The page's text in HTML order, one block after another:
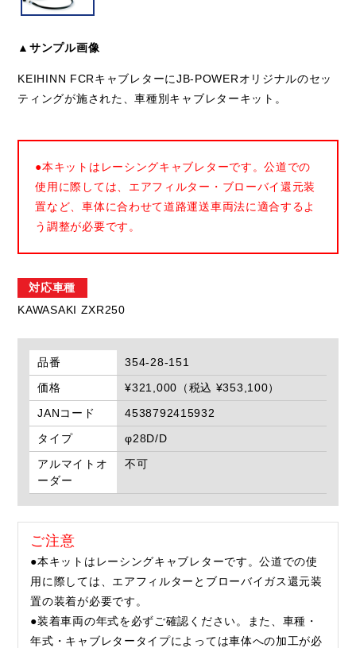
▲サンプル画像
KEIHINN FCRキャブレターにJB-POWERオリジナルのセッ
ティングが施された、車種別キャブレターキット。
●本キットはレーシングキャブレターです。公道での
使用に際しては、エアフィルター・ブローバイ還元装
置など、車体に合わせて道路運送車両法に適合するよ
う調整が必要です。
対応車種
KAWASAKI ZXR250
品番
354-28-151
価格
¥321,000（税込 ¥353,100）
JANコード
4538792415932
タイプ
φ28D/D
アルマイトオ
ーダー
不可
ご注意
●本キットはレーシングキャブレターです。公道での使
用に際しては、エアフィルターとブローバイガス還元装
置の装着が必要です。
●装着車両の年式を必ずご確認ください。また、車種・
年式・キャブレタータイプによっては車体への加工が必